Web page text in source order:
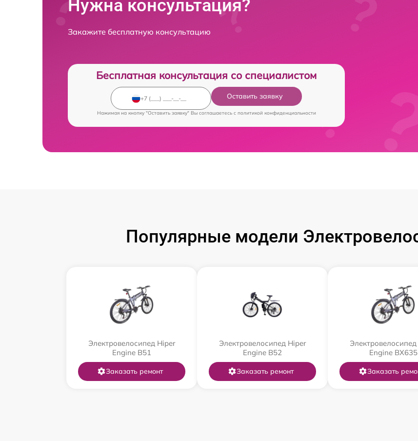
Нужна консультация?
Закажите бесплатную консультацию
Бесплатная консультация со специалистом
Оставить заявку
Нажимая на кнопку "Оставить заявку" Вы соглашаетесь c политикой конфиденциальности
Популярные модели
Электровелосипед Hiper
Engine B51
Заказать ремонт
Электровелосипед Hiper
Engine B52
Заказать ремонт
Engine BX635
Заказать